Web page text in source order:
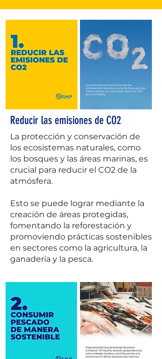
Reducir las emisiones de CO2
La protección y conservación de
los ecosistemas naturales, como
los bosques y las áreas marinas, es
crucial para reducir el CO2 de la
atmósfera.
Esto se puede lograr mediante la
creación de áreas protegidas,
fomentando la reforestación y
promoviendo prácticas sostenibles
en sectores como la agricultura, la
ganadería y la pesca.